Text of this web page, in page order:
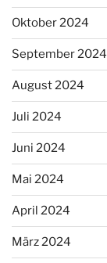
Oktober 2024
September 2024
August 2024
Juli 2024
Juni 2024
Mai 2024
April 2024
März 2024